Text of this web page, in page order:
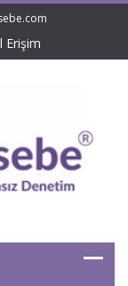
Erişim